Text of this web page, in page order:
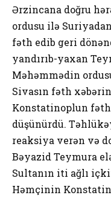
Ərzincana doğru
ordusu ilə
fəth edib geri
yandırıb-yaxan
Məhəmmədin
Sivasın fəth
Konstatinoplun
düşünürdü.
reaksiya verən və
Bəyazid Teymura
Sultanın iti ağlı
Həmçinin